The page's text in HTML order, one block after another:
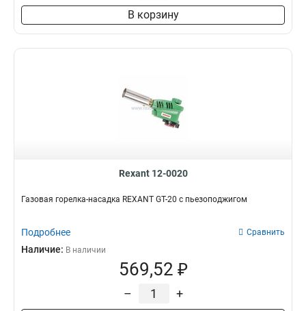
В корзину
Rexant 12-0020
Газовая горелка-насадка REXANT GT-20 с пьезоподжигом
Подробнее Сравнить
Наличие: В наличии
569,52 ₽
– +